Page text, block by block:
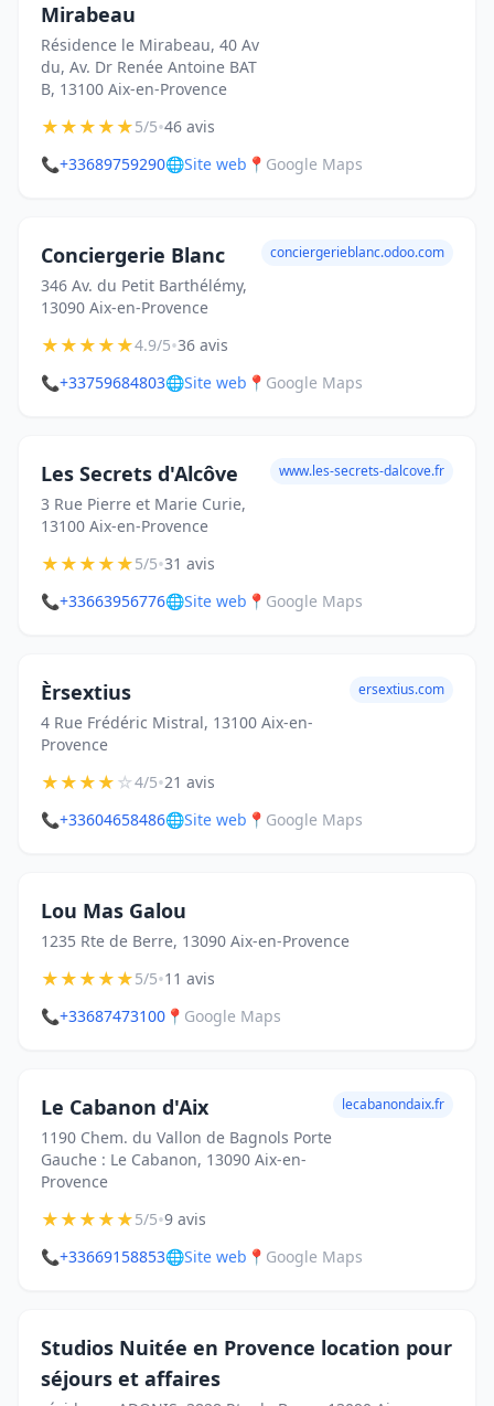
Mirabeau
Résidence le Mirabeau, 40 Av
du, Av. Dr Renée Antoine BAT
B, 13100 Aix-en-Provence
★★★★★5/5•46 avis
📞+33689759290🌐Site web 📍 Google Maps
Conciergerie Blanc
346 Av. du Petit Barthélémy,
13090 Aix-en-Provence
conciergerieblanc.odoo.com
★★★★★4.9/5•36 avis
📞+33759684803🌐Site web 📍 Google Maps
Les Secrets d'Alcôve
3 Rue Pierre et Marie Curie,
13100 Aix-en-Provence
www.les-secrets-dalcove.fr
★★★★★5/5•31 avis
📞+33663956776🌐Site web 📍 Google Maps
Èrsextius
4 Rue Frédéric Mistral, 13100 Aix-en-
Provence
ersextius.com
★★★★☆4/5•21 avis
📞+33604658486🌐Site web 📍 Google Maps
Lou Mas Galou
1235 Rte de Berre, 13090 Aix-en-Provence
★★★★★5/5•11 avis
📞+33687473100 📍 Google Maps
Le Cabanon d'Aix
1190 Chem. du Vallon de Bagnols Porte
Gauche : Le Cabanon, 13090 Aix-en-
Provence
lecabanondaix.fr
★★★★★5/5•9 avis
📞+33669158853🌐Site web 📍 Google Maps
Studios Nuitée en Provence location pour
séjours et affaires